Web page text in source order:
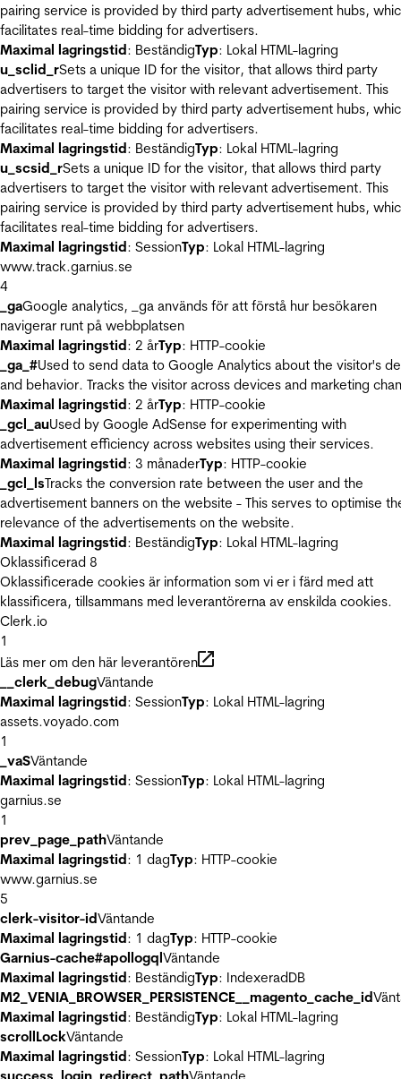
pairing service is provided by third party advertisement hubs,
facilitates real-time bidding for advertisers.
Maximal lagringstid: BeständigTyp: Lokal HTML-lagring
u_sclid_rSets a unique ID for the visitor, that allows third party
advertisers to target the visitor with relevant advertisement. This
pairing service is provided by third party advertisement hubs,
facilitates real-time bidding for advertisers.
Maximal lagringstid: BeständigTyp: Lokal HTML-lagring
u_scsid_rSets a unique ID for the visitor, that allows third party
advertisers to target the visitor with relevant advertisement. This
pairing service is provided by third party advertisement hubs,
facilitates real-time bidding for advertisers.
Maximal lagringstid: SessionTyp: Lokal HTML-lagring
www.track.garnius.se
4
_gaGoogle analytics, _ga används för att förstå hur besökaren
navigerar runt på webbplatsen
Maximal lagringstid: 2 årTyp: HTTP-cookie
_ga_#Used to send data to Google Analytics about the visitor's
and behavior. Tracks the visitor across devices and marketing
Maximal lagringstid: 2 årTyp: HTTP-cookie
_gcl_auUsed by Google AdSense for experimenting with
advertisement efficiency across websites using their services.
Maximal lagringstid: 3 månaderTyp: HTTP-cookie
_gcl_lsTracks the conversion rate between the user and the
advertisement banners on the website - This serves to optimise
relevance of the advertisements on the website.
Maximal lagringstid: BeständigTyp: Lokal HTML-lagring
Oklassificerad 8
Oklassificerade cookies är information som vi er i färd med att
klassificera, tillsammans med leverantörerna av enskilda cookies.
Clerk.io
1
Läs mer om den här leverantören
__clerk_debugVäntande
Maximal lagringstid: SessionTyp: Lokal HTML-lagring
assets.voyado.com
1
_vaSVäntande
Maximal lagringstid: SessionTyp: Lokal HTML-lagring
garnius.se
1
prev_page_pathVäntande
Maximal lagringstid: 1 dagTyp: HTTP-cookie
www.garnius.se
5
clerk-visitor-idVäntande
Maximal lagringstid: 1 dagTyp: HTTP-cookie
Garnius-cache#apollogqlVäntande
Maximal lagringstid: BeständigTyp: IndexeradDB
M2_VENIA_BROWSER_PERSISTENCE__magento_cache_id
Maximal lagringstid: BeständigTyp: Lokal HTML-lagring
scrollLockVäntande
Maximal lagringstid: SessionTyp: Lokal HTML-lagring